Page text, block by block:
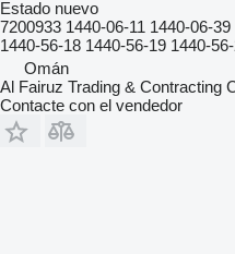
Estado nuevo
7200933 1440-06-11 1440-06-
1440-56-18 1440-56-19 1440-
Omán
Al Fairuz Trading & Contracting
Contacte con el vendedor